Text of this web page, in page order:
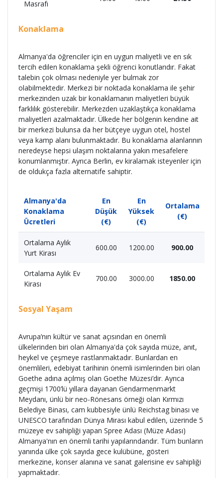
Masrafı
Konaklama
Almanya'da öğrenciler için en uygun maliyetli ve en sık
tercih edilen konaklama şekli öğrenci konutlarıdır. Fakat
talebin çok olması nedeniyle yer bulmak zor
olabilmektedir. Merkezi bir noktada konaklama ile şehir
merkezinden uzak bir konaklamanın maliyetleri büyük
farklılık gösterebilir. Merkezden uzaklaştıkça konaklama
maliyetleri azalmaktadır. Ülkede her bölgenin kendine ait
bir merkezi bulunsa da her bütçeye uygun otel, hostel
veya kamp alanı bulunmaktadır. Bu konaklama alanlarının
neredeyse hepsi ulaşım noktalarına yakın mesafelere
konumlanmıştır. Ayrıca Berlin, ev kiralamak isteyenler için
de oldukça fazla alternatife sahiptir.
Almanya'da
Konaklama
Ücretleri
En
Düşük
(€)
En
Yüksek
(€)
Ortalama
(€)
Ortalama Aylık
Yurt Kirası
600.00 1200.00 900.00
Ortalama Aylık Ev
Kirası
700.00 3000.00 1850.00
Sosyal Yaşam
Avrupa’nın kültür ve sanat açısından en önemli
ülkelerinden biri olan Almanya'da çok sayıda müze, anıt,
heykel ve çeşmeye rastlanmaktadır. Bunlardan en
önemlileri, edebiyat tarihinin önemli isimlerinden biri olan
Goethe adına açılmış olan Goethe Müzesi’dir. Ayrıca
geçmişi 1700’lü yıllara dayanan Gendarmenmarkt
Meydanı, ünlü bir neo-Rönesans örneği olan Kırmızı
Belediye Binası, cam kubbesiyle ünlü Reichstag binası ve
UNESCO tarafından Dünya Mirası kabul edilen, üzerinde 5
müzeye ev sahipliği yapan Spree Adası (Müze Adası)
Almanya'nın en önemli tarihi yapılarındandır. Tüm bunların
yanında ülke çok sayıda gece kulübüne, gösteri
merkezine, konser alanına ve sanat galerisine ev sahipliği
yapmaktadır.